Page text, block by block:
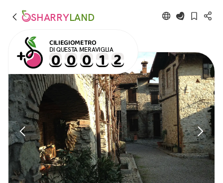
SHARRYLAND
CILIEGIOMETRO
DI QUESTA MERAVIGLIA